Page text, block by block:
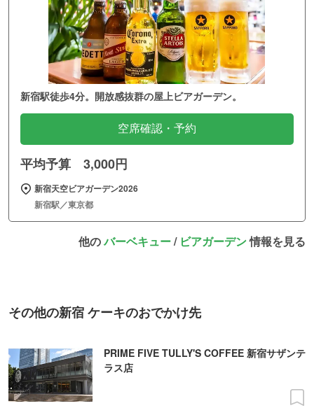
新宿駅徒歩4分。開放感抜群の屋上ビアガーデン。
空席確認・予約
平均予算 3,000円
新宿天空ビアガーデン2026
新宿駅／東京都
他のバーベキュー/ ビアガーデン情報を見る
その他の新宿 ケーキのおでかけ先
PRIME FIVE TULLY'S COFFEE 新宿サザンテ
ラス店